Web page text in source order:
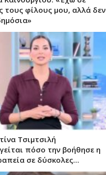
τους φίλους μου, αλλά δεν
Τσιμτσιλή
πόσο την βοήθησε η
σε δύσκολες…